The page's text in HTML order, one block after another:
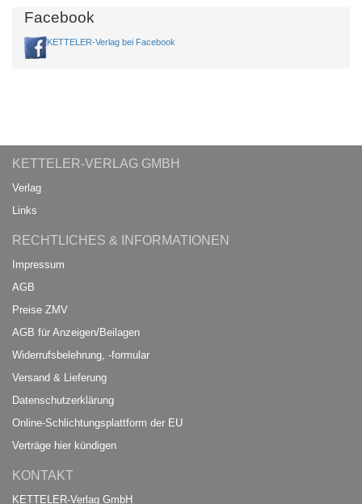
Facebook
KETTELER-Verlag bei Facebook
KETTELER-VERLAG GMBH
Verlag
Links
RECHTLICHES & INFORMATIONEN
Impressum
AGB
Preise ZMV
AGB für Anzeigen/Beilagen
Widerrufsbelehrung, -formular
Versand & Lieferung
Datenschutzerklärung
Online-Schlichtungsplattform der EU
Verträge hier kündigen
KONTAKT
KETTELER-Verlag GmbH